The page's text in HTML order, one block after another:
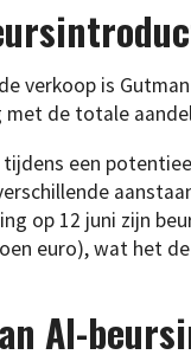
verkoop is
met de totale
een
op 12 juni zijn
euro), wat het
AI-